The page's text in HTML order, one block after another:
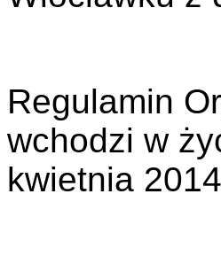
Regulamin
wchodzi w
kwietnia